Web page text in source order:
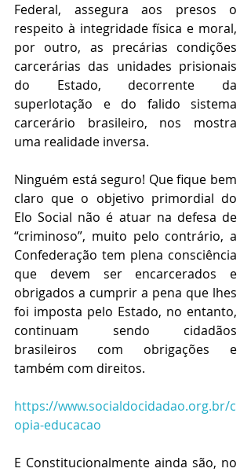
Federal, assegura aos presos o
respeito à integridade física e moral,
por outro, as precárias condições
carcerárias das unidades prisionais
do Estado, decorrente da
superlotação e do falido sistema
carcerário brasileiro, nos mostra
uma realidade inversa.
Ninguém está seguro! Que fique bem
claro que o objetivo primordial do
Elo Social não é atuar na defesa de
“criminoso”, muito pelo contrário, a
Confederação tem plena consciência
que devem ser encarcerados e
obrigados a cumprir a pena que lhes
foi imposta pelo Estado, no entanto,
continuam sendo cidadãos
brasileiros com obrigações e
também com direitos.
https://www.socialdocidadao.org.br/c
opia-educacao
E Constitucionalmente ainda são, no